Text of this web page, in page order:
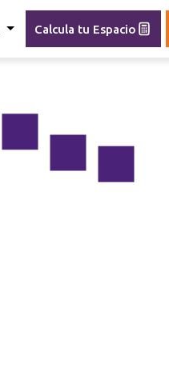
Calcula tu Espacio